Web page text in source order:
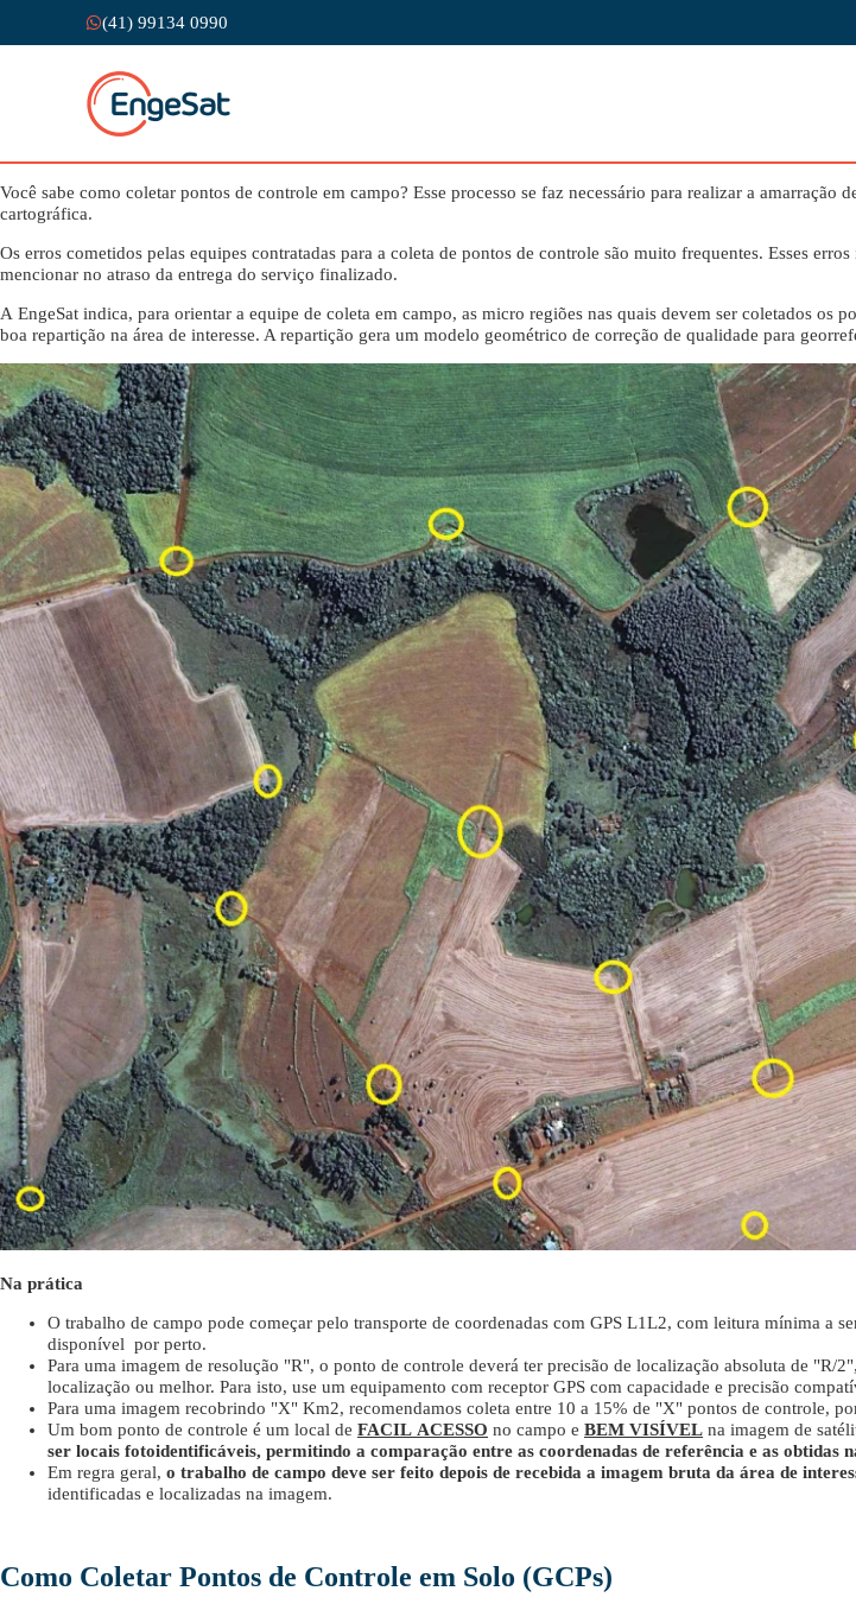
(41) 99134 0990
Você sabe como coletar pontos de controle em campo? Esse processo se faz necessário para realizar a
cartográfica.
Os erros cometidos pelas equipes contratadas para a coleta de pontos de controle são muito frequentes. Esses
mencionar no atraso da entrega do serviço finalizado.
A EngeSat indica, para orientar a equipe de coleta em campo, as micro regiões nas quais devem ser coletados
boa repartição na área de interesse. A repartição gera um modelo geométrico de correção de qualidade para
Na prática
O trabalho de campo pode começar pelo transporte de coordenadas com GPS L1L2, com leitura mínima a
disponível por perto.
Para uma imagem de resolução "R", o ponto de controle deverá ter precisão de localização absoluta de
localização ou melhor. Para isto, use um equipamento com receptor GPS com capacidade e precisão
Para uma imagem recobrindo "X" Km2, recomendamos coleta entre 10 a 15% de "X" pontos de controle,
Um bom ponto de controle é um local de FACIL ACESSO no campo e BEM VISÍVEL na imagem de
ser locais fotoidentificáveis, permitindo a comparação entre as coordenadas de referência e as obtidas
Em regra geral, o trabalho de campo deve ser feito depois de recebida a imagem bruta da área de
identificadas e localizadas na imagem.
Como Coletar Pontos de Controle em Solo (GCPs)